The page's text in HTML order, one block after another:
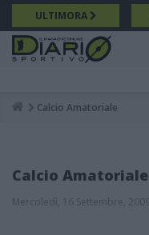
Salta
al
contenuto
principale
ULTIMORA
Breadcrumb
Calcio Amatoriale
Calcio Amatoriale
Mercoledì, 16 Settembre, 2009